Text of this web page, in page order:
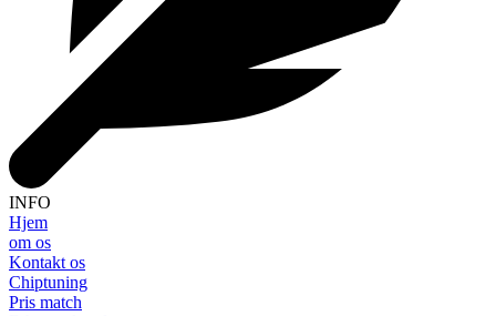
INFO
Hjem
om os
Kontakt os
Chiptuning
Pris match